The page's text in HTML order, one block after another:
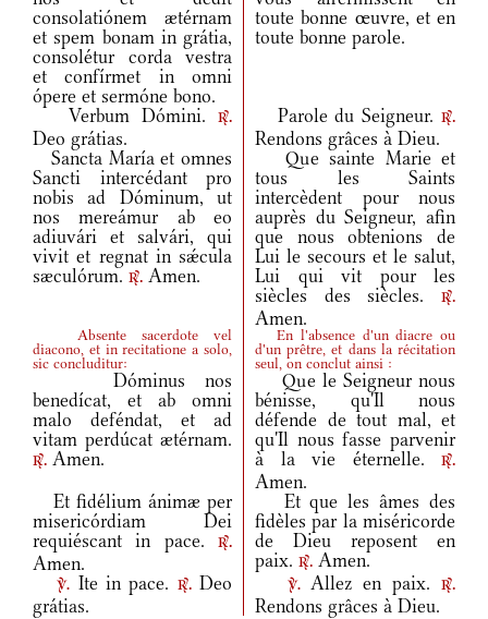
consolatiónem ætérnam
et spem bonam in grátia,
consolétur corda vestra
et confírmet in omni
ópere et sermóne bono.
toute bonne œuvre, et en
toute bonne parole.
Verbum Dómini. r.
Deo grátias.
Parole du Seigneur. r.
Rendons grâces à Dieu.
Sancta María et omnes
Sancti intercédant pro
nobis ad Dóminum, ut
nos mereámur ab eo
adiuvári et salvári, qui
vivit et regnat in sǽcula
sæculórum. r. Amen.
Que sainte Marie et
tous les Saints
intercèdent pour nous
auprès du Seigneur, afin
que nous obtenions de
Lui le secours et le salut,
Lui qui vit pour les
siècles des siècles.
r.
Amen.
Absente sacerdote vel
diacono, et in recitatione a solo,
sic concluditur:
En l'absence d'un diacre ou
d'un prêtre, et dans la récitation
seul, on conclut ainsi :
Dóminus nos
benedícat, et ab omni
malo deféndat, et ad
vitam perdúcat ætérnam.
r. Amen.
Que le Seigneur nous
bénisse, qu'Il nous
défende de tout mal, et
qu'Il nous fasse parvenir
à la vie éternelle.
r.
Amen.
Et fidélium ánimæ per
misericórdiam Dei
requiéscant in pace.
r.
Amen.
Et que les âmes des
fidèles par la miséricorde
de Dieu reposent en
paix. r. Amen.
v. Ite in pace. r.Deo
grátias.
v.Allez en paix.r.
Rendons grâces à Dieu.